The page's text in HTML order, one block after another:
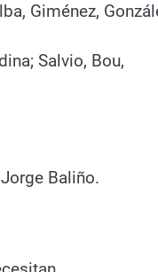
Giménez,
Salvio, Bou,
Baliño.